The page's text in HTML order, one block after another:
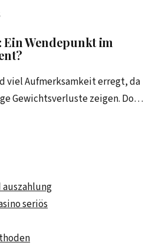
Wendepunkt im
viel Aufmerksamkeit erregt, da
Gewichtsverluste zeigen. Doch
und welche Bedenken
seriös